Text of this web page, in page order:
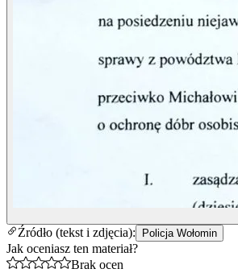
Źródło (tekst i zdjęcia): Policja Wołomin
Jak oceniasz ten materiał?
Brak ocen